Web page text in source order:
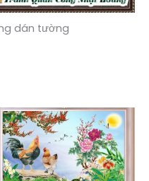
dán tường